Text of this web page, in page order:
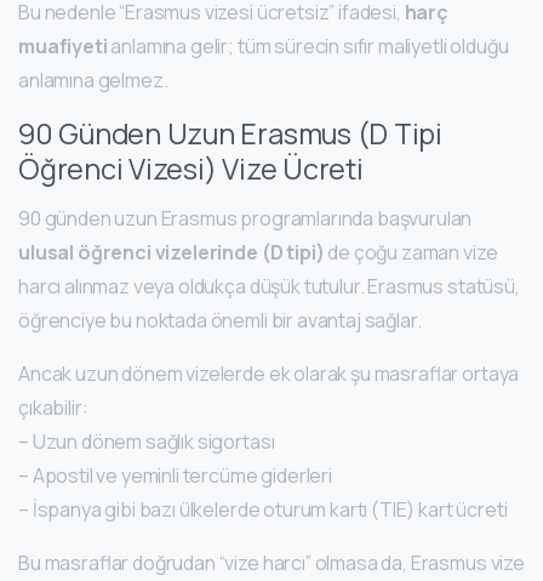
Bu nedenle “Erasmus vizesi ücretsiz” ifadesi, harç
muafiyetianlamına gelir; tüm sürecin sıfır maliyetli olduğu
anlamına gelmez.
90 Günden Uzun Erasmus (D Tipi
Öğrenci Vizesi) Vize Ücreti
90 günden uzun Erasmus programlarında başvurulan
ulusal öğrenci vizelerinde (D tipi) de çoğu zaman vize
harcı alınmaz veya oldukça düşük tutulur. Erasmus statüsü,
öğrenciye bu noktada önemli bir avantaj sağlar.
Ancak uzun dönem vizelerde ek olarak şu masraflar ortaya
çıkabilir:
– Uzun dönem sağlık sigortası
– Apostil ve yeminli tercüme giderleri
– İspanya gibi bazı ülkelerde oturum kartı (TIE) kart ücreti
Bu masraflar doğrudan “vize harcı” olmasa da, Erasmus vize